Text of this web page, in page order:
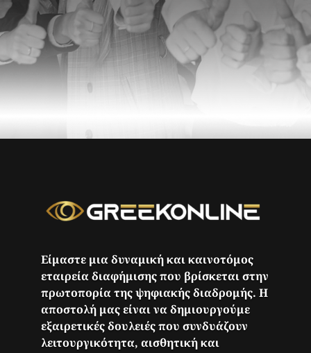
Είμαστε μια δυναμική και καινοτόμος
εταιρεία διαφήμισης που βρίσκεται στην
πρωτοπορία της ψηφιακής διαδρομής. Η
αποστολή μας είναι να δημιουργούμε
εξαιρετικές δουλειές που συνδυάζουν
λειτουργικότητα, αισθητική και